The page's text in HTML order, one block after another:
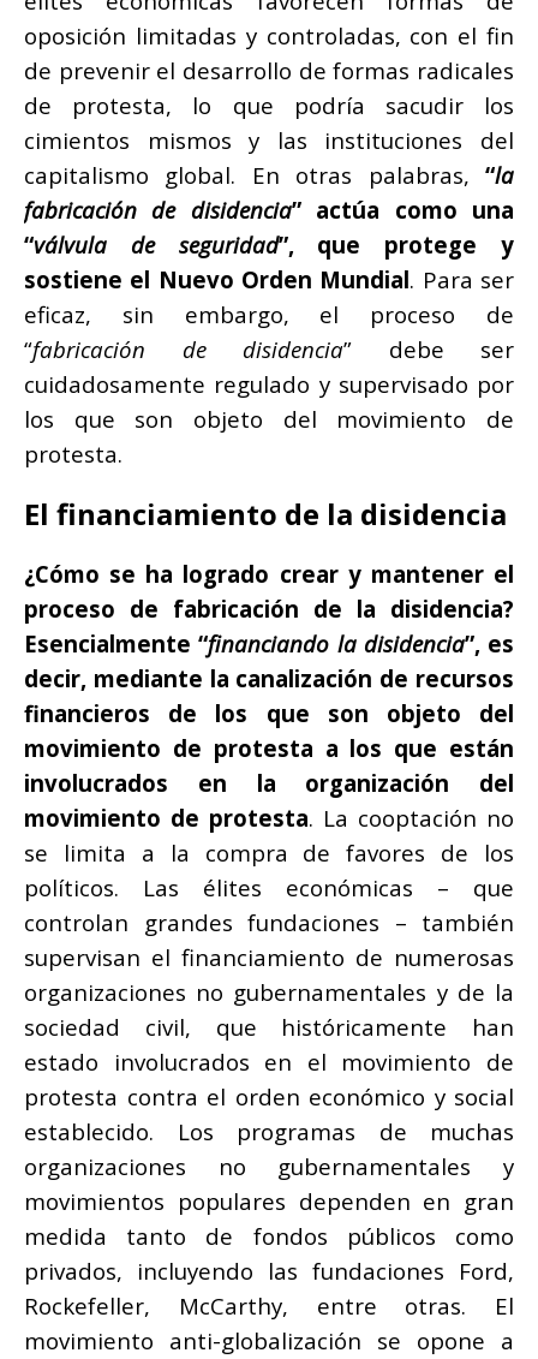
oposición limitadas y controladas, con el fin
de prevenir el desarrollo de formas radicales
de protesta, lo que podría sacudir los
cimientos mismos y las instituciones del
capitalismo global. En otras palabras, “la
fabricación de disidencia” actúa como una
“válvula de seguridad”, que protege y
sostiene el Nuevo Orden Mundial. Para ser
eficaz, sin embargo, el proceso de
“fabricación de disidencia” debe ser
cuidadosamente regulado y supervisado por
los que son objeto del movimiento de
protesta.
El financiamiento de la disidencia
¿Cómo se ha logrado crear y mantener el
proceso de fabricación de la disidencia?
Esencialmente “financiando la disidencia”, es
decir, mediante la canalización de recursos
financieros de los que son objeto del
movimiento de protesta a los que están
involucrados en la organización del
movimiento de protesta. La cooptación no
se limita a la compra de favores de los
políticos. Las élites económicas – que
controlan grandes fundaciones – también
supervisan el financiamiento de numerosas
organizaciones no gubernamentales y de la
sociedad civil, que históricamente han
estado involucrados en el movimiento de
protesta contra el orden económico y social
establecido. Los programas de muchas
organizaciones no gubernamentales y
movimientos populares dependen en gran
medida tanto de fondos públicos como
privados, incluyendo las fundaciones Ford,
Rockefeller, McCarthy, entre otras. El
movimiento anti-globalización se opone a